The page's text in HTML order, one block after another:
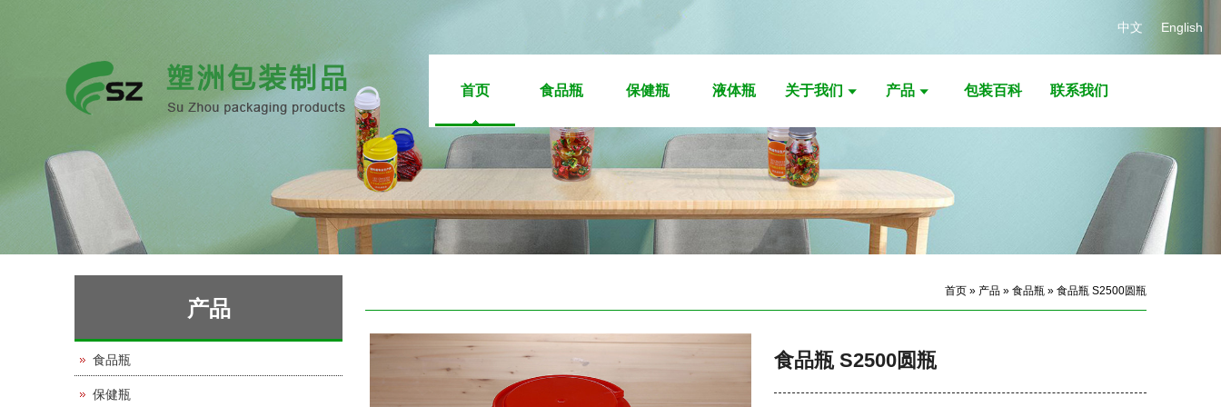
中文 English
首页 食品瓶 保健瓶 液体瓶 关于我们 产品 包装百科 联系我们
产品
食品瓶
保健瓶
首页 » 产品 » 食品瓶 » 食品瓶 S2500圆瓶
食品瓶 S2500圆瓶